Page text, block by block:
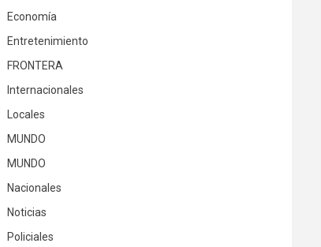
Economía
Entretenimiento
FRONTERA
Internacionales
Locales
MUNDO
MUNDO
Nacionales
Noticias
Policiales